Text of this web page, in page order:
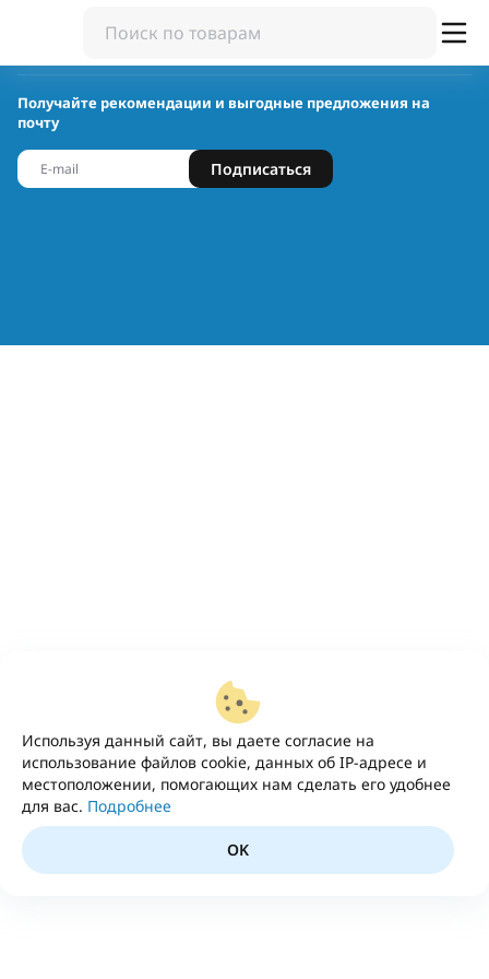
Используя данный сайт, вы даете согласие на
использование файлов cookie, данных об IP-адресе и
местоположении, помогающих нам сделать его удобнее
для вас. Подробнее
OK
Получайте рекомендации и выгодные предложения на
почту
Подписаться